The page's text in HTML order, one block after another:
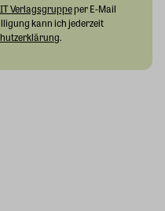
Verlagsgruppeper E-Mail
kann ich jederzeit
.